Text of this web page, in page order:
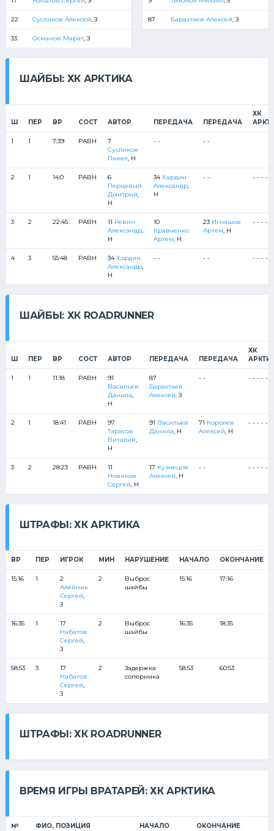
22 Сусликов Алексей, З
33 Османов Марат, З
87 Барахтаев Алексей, З
ШАЙБЫ: ХК АРКТИКА
Ш ПЕР ВР СОСТ АВТОР ПЕРЕДАЧА ПЕРЕДАЧА
ХК
1 1 7:39 РАВН
7
Сусликов
Павел, Н
- - - -
2 1 14:0 РАВН
6
Перцевый
Дмитрий,
Н
34Хардин
Александр,
Н
- - - - - - -
3 2 22:45 РАВН 11 Ревин
Александр,
Н
10
Кравченко
Артем, Н
23 Игнашов
Артем, Н
- - - - -
4 3 55:48 РАВН 34Хардин
Александр,
Н
- - - - - - - - -
ШАЙБЫ: ХК ROADRUNNER
Ш ПЕР ВР СОСТ АВТОР ПЕРЕДАЧА ПЕРЕДАЧА
ХК
1 1 11:18 РАВН
91
Васильев
Данила,
Н
87
Барахтаев
Алексей, З
- - - - - - -
2 1 18:41 РАВН
97
Тарасов
Виталий,
Н
91 Васильев
Данила, Н
71 Королев
Алексей, Н
- - - - -
3 2 28:23 РАВН
11
Новиков
Сергей, Н
17 Кузнецов
Алексей, Н
- - - - - - -
ШТРАФЫ: ХК АРКТИКА
ВР ПЕР ИГРОК МИН НАРУШЕНИЕ НАЧАЛО ОКОНЧАНИЕ
15:16 1
2
Алейник
Сергей,
З
2
Выброс
шайбы
15:16 17:16
16:35 1
17
Набатов
Сергей,
З
2
Выброс
шайбы
16:35 18:35
58:53 3
17
Набатов
Сергей,
З
2
Задержка
соперника
58:53 60:53
ШТРАФЫ: ХК ROADRUNNER
ВРЕМЯ ИГРЫ ВРАТАРЕЙ: ХК АРКТИКА
№ ФИО, ПОЗИЦИЯ НАЧАЛО ОКОНЧАНИЕ